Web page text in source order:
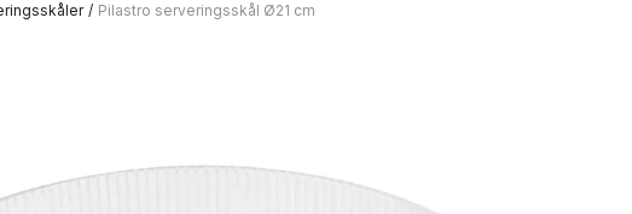
/ Pilastro serveringsskål Ø21 cm